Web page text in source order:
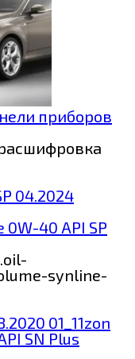
приборов
40 API SP
synline-
SN Plus